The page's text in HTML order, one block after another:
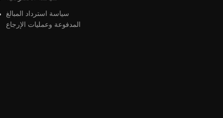
سياسة استرداد المبالغ
المدفوعة وعمليات الإرجاع